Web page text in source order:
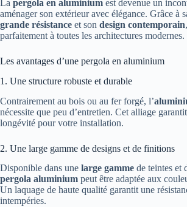
La pergola en aluminium est devenue un
aménager son extérieur avec élégance. Grâce à
grande résistance et son design contemporain
parfaitement à toutes les architectures modernes.
Les avantages d’une pergola en aluminium
1. Une structure robuste et durable
Contrairement au bois ou au fer forgé, l’
nécessite que peu d’entretien. Cet alliage
longévité pour votre installation.
2. Une large gamme de designs et de finitions
Disponible dans une large gamme de teintes et
pergola aluminium peut être adaptée aux
Un laquage de haute qualité garantit une
intempéries.